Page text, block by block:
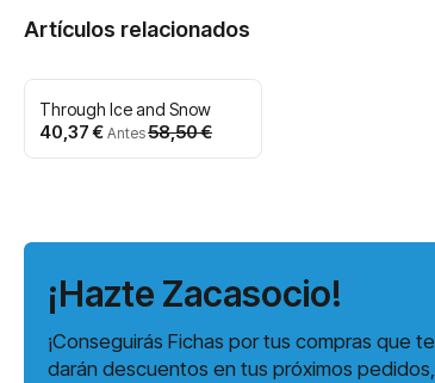
Artículos relacionados
Through Ice and Snow
Precio
especial
40,37 € Antes58,50 €
¡Hazte Zacasocio!
¡Conseguirás Fichas por tus compras que te
darán descuentos en tus próximos pedidos,